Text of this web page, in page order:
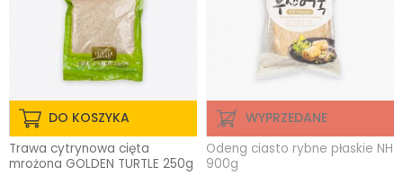
DO KOSZYKA
Trawa cytrynowa cięta
mrożona GOLDEN TURTLE 250g
WYPRZEDANE
Odeng ciasto rybne płaskie NH
900g